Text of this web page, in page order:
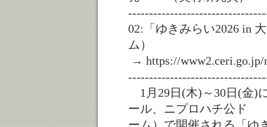
02:「ゆきみらい2026 in
ム）
→ https://www2.ceri.go.jp/
1月29日(木)～30日(金)
ール、ニプロハチ公ド